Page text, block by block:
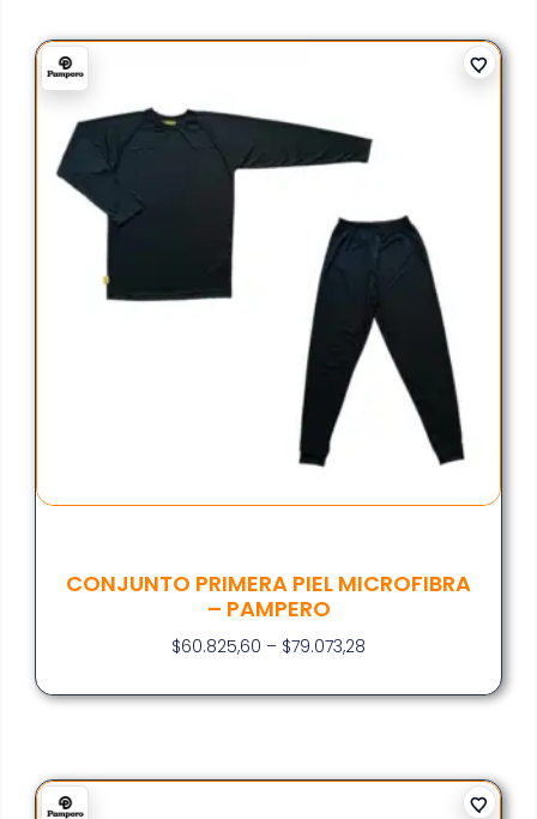
CONJUNTO PRIMERA PIEL MICROFIBRA
– PAMPERO
$60.825,60 – $79.073,28